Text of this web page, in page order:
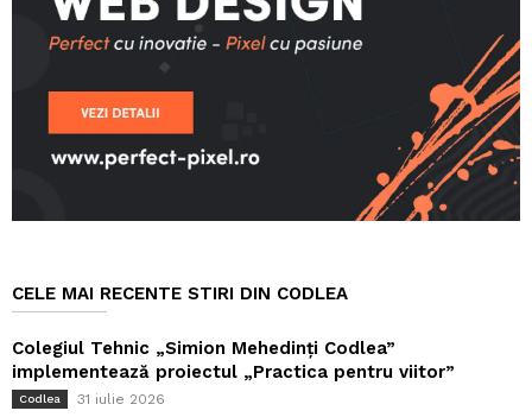
CELE MAI RECENTE STIRI DIN CODLEA
Colegiul Tehnic „Simion Mehedinți Codlea”
implementează proiectul „Practica pentru viitor”
Codlea 31 iulie 2026